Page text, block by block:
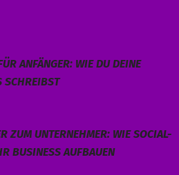
ANFÄNGER: WIE DU DEINE
SCHREIBST
ZUM UNTERNEHMER: WIE SOCIAL-
BUSINESS AUFBAUEN